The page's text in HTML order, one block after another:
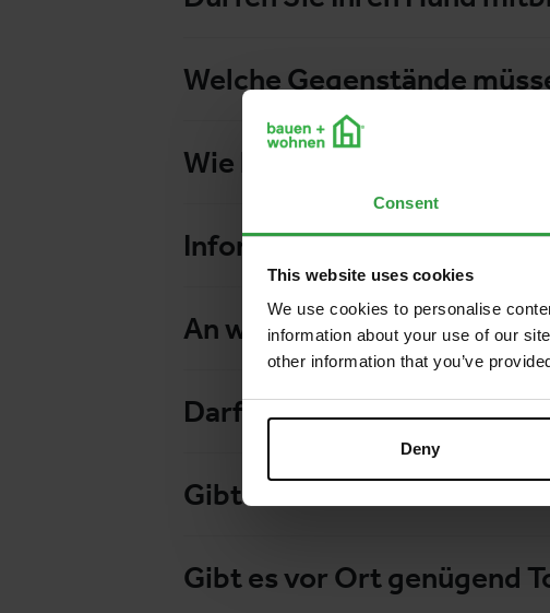
Consent
This website uses cookies
We use cookies to personalise
information about your use of our
other information that you’ve
Deny
Welche Gegenstände
Wie kann man anreisen und
Informationen für
An wen kann man sich
Darf man in den Gebäuden
Gibt es vor Ort eine
Gibt es vor Ort genügend